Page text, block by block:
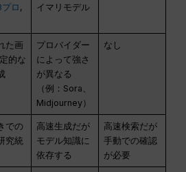
ロ ,
イマリモデル
た画
的な
プロバイダー
によって強さ
が異なる
（例：Sora、
Midjourney）
なし
での
究統
高速生成だが
モデル知識に
依存する
高速検索だが
手動での確認
が必要